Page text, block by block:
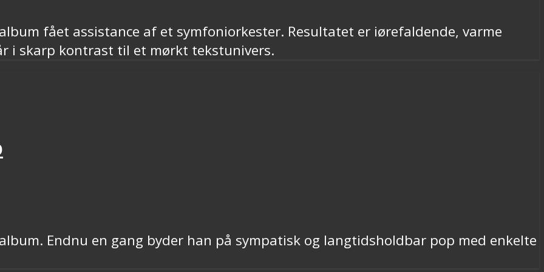
fået assistance af et symfoniorkester. Resultatet er iørefaldende, varme
i skarp kontrast til et mørkt tekstunivers.
Endnu en gang byder han på sympatisk og langtidsholdbar pop med enkelte